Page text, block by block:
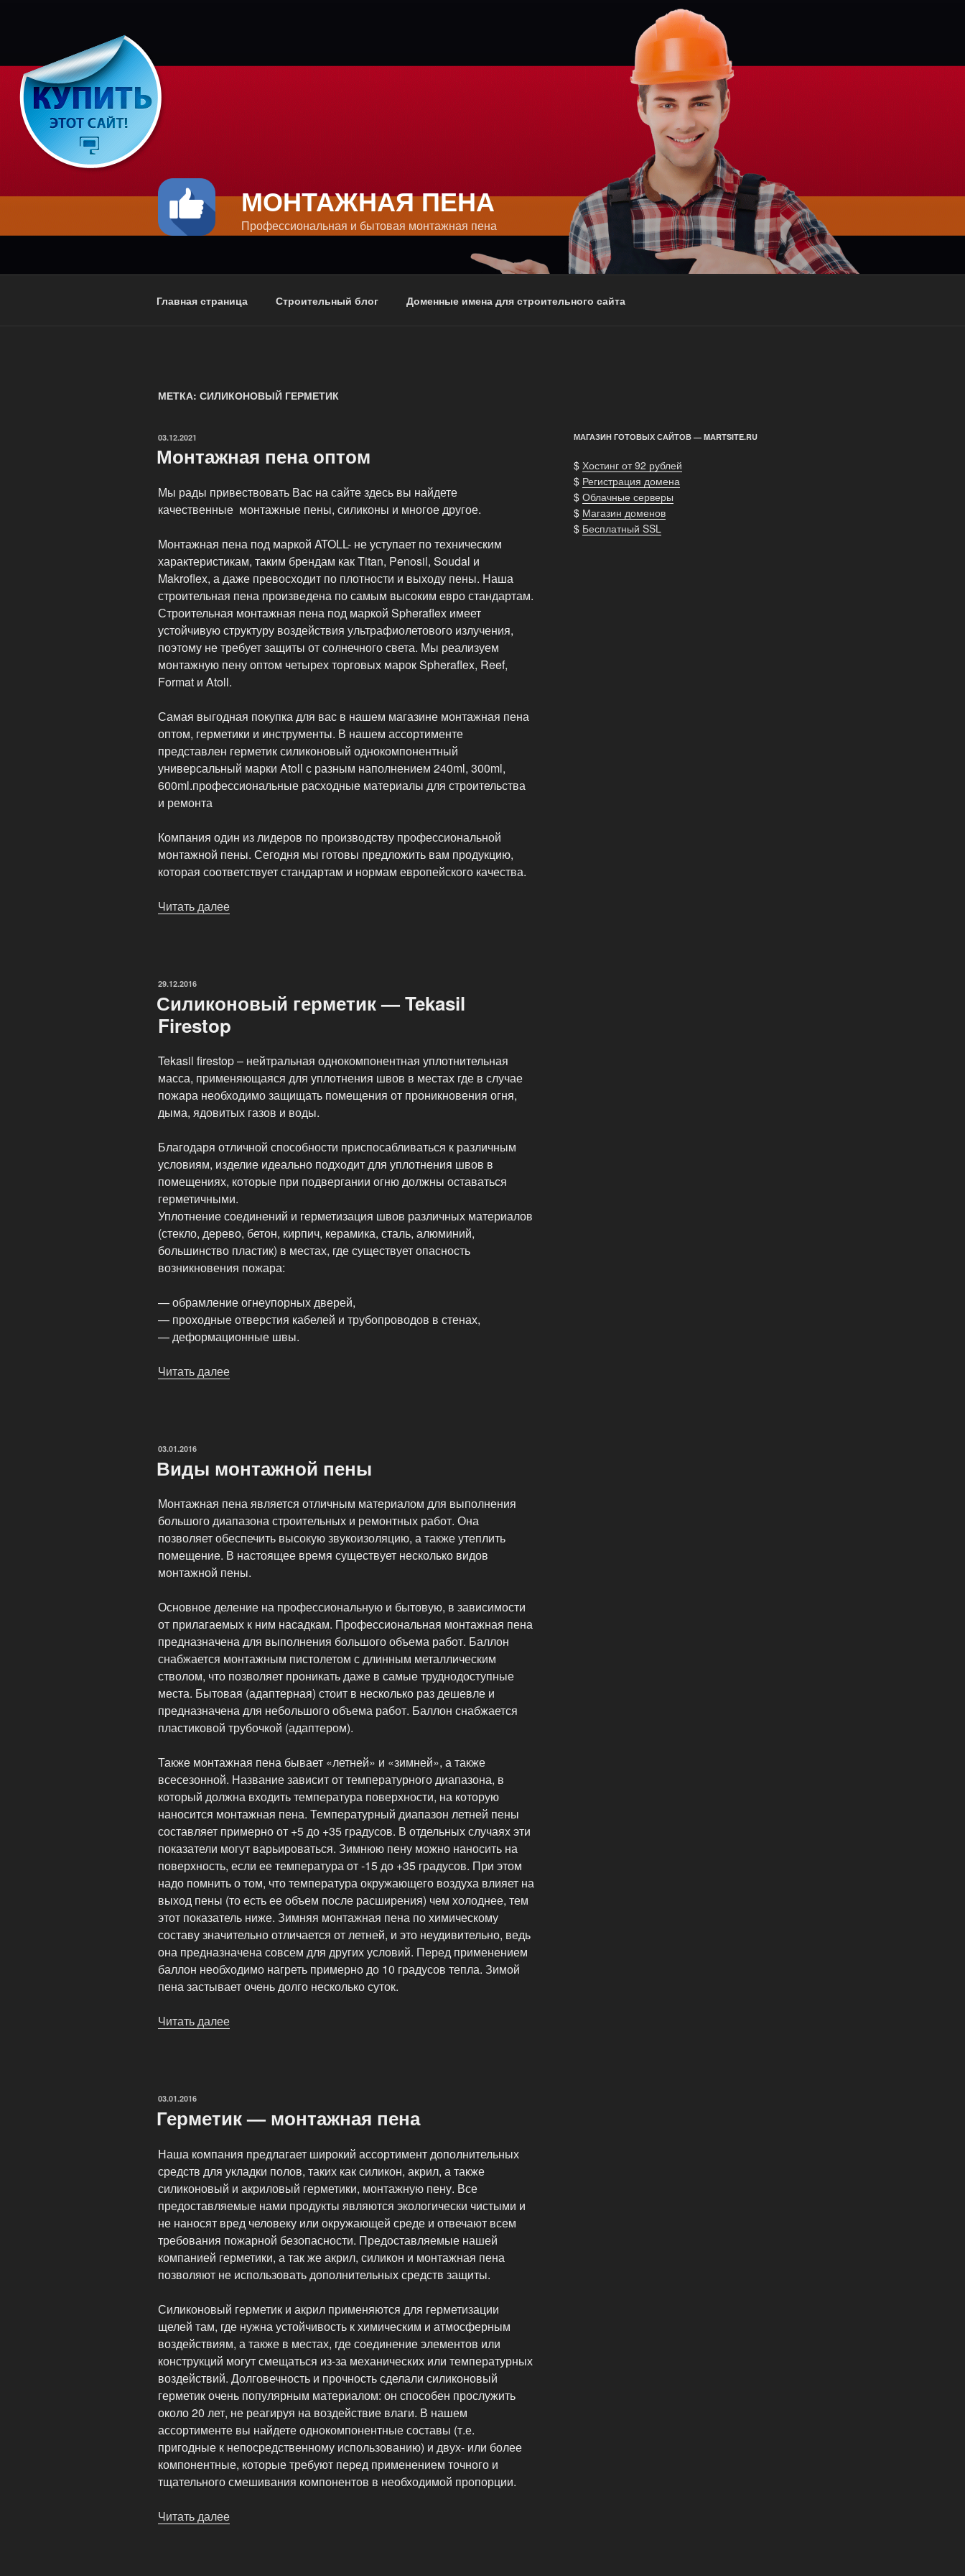
МОНТАЖНАЯ ПЕНА
Профессиональная и бытовая монтажная пена
Главная страница Строительный блог Доменные имена для строительного сайта
МЕТКА: СИЛИКОНОВЫЙ ГЕРМЕТИК
ОПУБЛИКОВАНО
03.12.2021
Монтажная пена оптом
Мы рады привествовать Вас на сайте здесь вы найдете
качественные монтажные пены, силиконы и многое другое.
Монтажная пена под маркой ATOLL- не уступает по техническим
характеристикам, таким брендам как Titan, Penosil, Soudal и
Makroflex, а даже превосходит по плотности и выходу пены. Наша
строительная пена произведена по самым высоким евро стандартам.
Строительная монтажная пена под маркой Spheraflex имеет
устойчивую структуру воздействия ультрафиолетового излучения,
поэтому не требует защиты от солнечного света. Мы реализуем
монтажную пену оптом четырех торговых марок Spheraflex, Reef,
Format и Atoll.
Самая выгодная покупка для вас в нашем магазине монтажная пена
оптом, герметики и инструменты. В нашем ассортименте
представлен герметик силиконовый однокомпонентный
универсальный марки Atoll с разным наполнением 240ml, 300ml,
600ml.профессиональные расходные материалы для строительства
и ремонта
Компания один из лидеров по производству профессиональной
монтажной пены. Сегодня мы готовы предложить вам продукцию,
которая соответствует стандартам и нормам европейского качества.
Читать далее
ОПУБЛИКОВАНО
29.12.2016
Силиконовый герметик — Tekasil
Firestop
Tekasil firestop – нейтральная однокомпонентная уплотнительная
масса, применяющаяся для уплотнения швов в местах где в случае
пожара необходимо защищать помещения от проникновения огня,
дыма, ядовитых газов и воды.
Благодаря отличной способности приспосабливаться к различным
условиям, изделие идеально подходит для уплотнения швов в
помещениях, которые при подвергании огню должны оставаться
герметичными.
Уплотнение соединений и герметизация швов различных материалов
(стекло, дерево, бетон, кирпич, керамика, сталь, алюминий,
большинство пластик) в местах, где существует опасность
возникновения пожара:
— обрамление огнеупорных дверей,
— проходные отверстия кабелей и трубопроводов в стенах,
— деформационные швы.
Читать далее
ОПУБЛИКОВАНО
03.01.2016
Виды монтажной пены
Монтажная пена является отличным материалом для выполнения
большого диапазона строительных и ремонтных работ. Она
позволяет обеспечить высокую звукоизоляцию, а также утеплить
помещение. В настоящее время существует несколько видов
монтажной пены.
Основное деление на профессиональную и бытовую, в зависимости
от прилагаемых к ним насадкам. Профессиональная монтажная пена
предназначена для выполнения большого объема работ. Баллон
снабжается монтажным пистолетом с длинным металлическим
стволом, что позволяет проникать даже в самые труднодоступные
места. Бытовая (адаптерная) стоит в несколько раз дешевле и
предназначена для небольшого объема работ. Баллон снабжается
пластиковой трубочкой (адаптером).
Также монтажная пена бывает «летней» и «зимней», а также
всесезонной. Название зависит от температурного диапазона, в
который должна входить температура поверхности, на которую
наносится монтажная пена. Температурный диапазон летней пены
составляет примерно от +5 до +35 градусов. В отдельных случаях эти
показатели могут варьироваться. Зимнюю пену можно наносить на
поверхность, если ее температура от -15 до +35 градусов. При этом
надо помнить о том, что температура окружающего воздуха влияет на
выход пены (то есть ее объем после расширения) чем холоднее, тем
этот показатель ниже. Зимняя монтажная пена по химическому
составу значительно отличается от летней, и это неудивительно, ведь
она предназначена совсем для других условий. Перед применением
баллон необходимо нагреть примерно до 10 градусов тепла. Зимой
пена застывает очень долго несколько суток.
Читать далее
ОПУБЛИКОВАНО
03.01.2016
Герметик — монтажная пена
Наша компания предлагает широкий ассортимент дополнительных
средств для укладки полов, таких как силикон, акрил, а также
силиконовый и акриловый герметики, монтажную пену. Все
предоставляемые нами продукты являются экологически чистыми и
не наносят вред человеку или окружающей среде и отвечают всем
требования пожарной безопасности. Предоставляемые нашей
компанией герметики, а так же акрил, силикон и монтажная пена
позволяют не использовать дополнительных средств защиты.
Силиконовый герметик и акрил применяются для герметизации
щелей там, где нужна устойчивость к химическим и атмосферным
воздействиям, а также в местах, где соединение элементов или
конструкций могут смещаться из-за механических или температурных
воздействий. Долговечность и прочность сделали силиконовый
герметик очень популярным материалом: он способен прослужить
около 20 лет, не реагируя на воздействие влаги. В нашем
ассортименте вы найдете однокомпонентные составы (т.е.
пригодные к непосредственному использованию) и двух- или более
компонентные, которые требуют перед применением точного и
тщательного смешивания компонентов в необходимой пропорции.
Читать далее
МАГАЗИН ГОТОВЫХ САЙТОВ — MARTSITE.RU
$ Хостинг от 92 рублей
$ Регистрация домена
$ Облачные серверы
$ Магазин доменов
$ Бесплатный SSL